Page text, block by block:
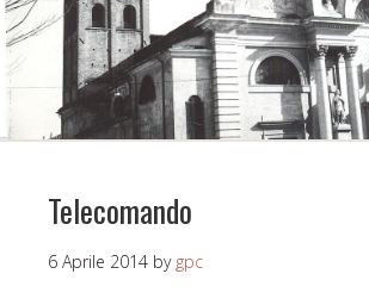
Telecomando
6 Aprile 2014 by gpc